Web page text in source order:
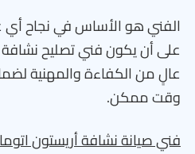
الفني هو الأساس في نجاح أي
على أن يكون فني تصليح
عالٍ من الكفاءة والمهنية
وقت ممكن.
فني صيانة نشافة أريستون اتوماتيك